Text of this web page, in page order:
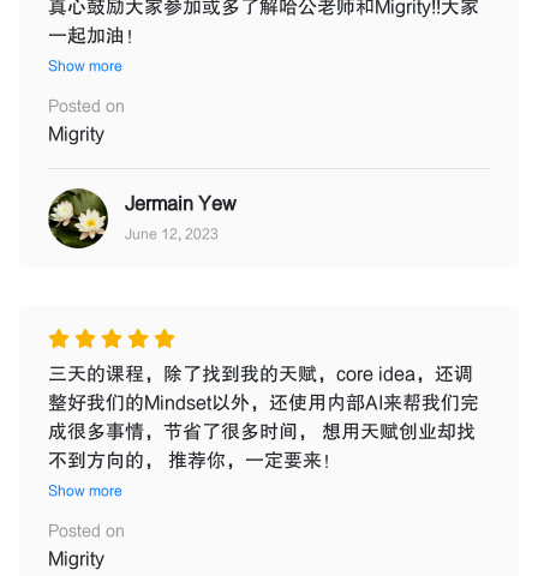
真心鼓励大家参加或多了解哈公老师和Migrity!!大家
一起加油！
Show more
Posted on
Migrity
Jermain Yew
June 12, 2023
三天的课程，除了找到我的天赋，core idea，还调
整好我们的Mindset以外，还使用内部AI来帮我们完
成很多事情，节省了很多时间， 想用天赋创业却找
不到方向的， 推荐你，一定要来！
Show more
Posted on
Migrity